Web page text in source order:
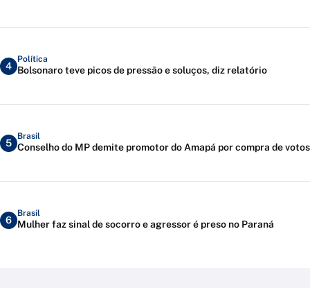
4
Política
Bolsonaro teve picos de pressão e soluços, diz relatório
5
Brasil
Conselho do MP demite promotor do Amapá por compra de votos
6
Brasil
Mulher faz sinal de socorro e agressor é preso no Paraná